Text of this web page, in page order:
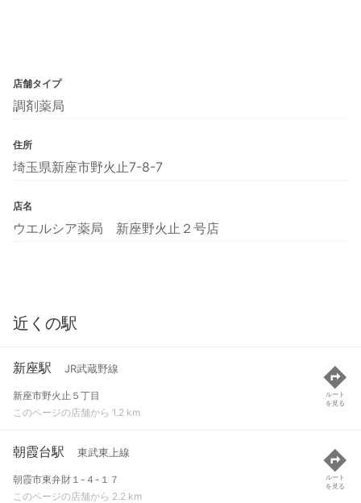
店舗タイプ
調剤薬局
住所
埼玉県新座市野火止7-8-7
店名
ウエルシア薬局 新座野火止２号店
近くの駅
新座駅 JR武蔵野線
新座市野火止５丁目
このページの店舗から 1.2 km
ルート
を見る
朝霞台駅 東武東上線
朝霞市東弁財１-４-１７
このページの店舗から 2.2 km
ルート
を見る